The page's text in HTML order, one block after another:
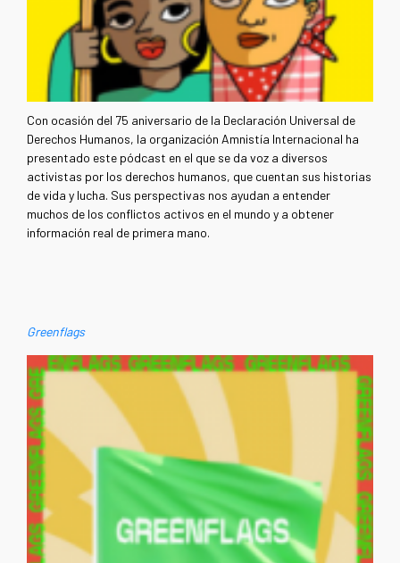
Con ocasión del 75 aniversario de la Declaración Universal de
Derechos Humanos, la organización Amnistía Internacional ha
presentado este pódcast en el que se da voz a diversos
activistas por los derechos humanos, que cuentan sus historias
de vida y lucha. Sus perspectivas nos ayudan a entender
muchos de los conflictos activos en el mundo y a obtener
información real de primera mano.
Greenflags